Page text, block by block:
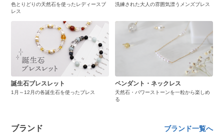
色とりどりの天然石を使ったレディースブ
レス
洗練された大人の雰囲気漂うメンズブレス
誕生石ブレスレット
1月～12月の各誕生石を使ったブレス
ペンダント・ネックレス
天然石・パワーストーンを一粒から楽しめ
る
ブランド ブランド一覧へ